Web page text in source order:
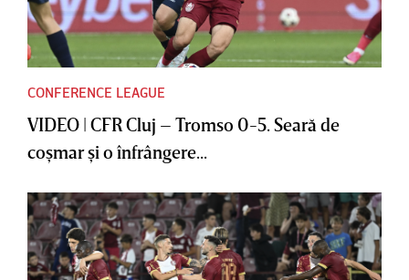
CONFERENCE LEAGUE
VIDEO | CFR Cluj – Tromso 0-5. Seară de
coşmar şi o înfrângere...